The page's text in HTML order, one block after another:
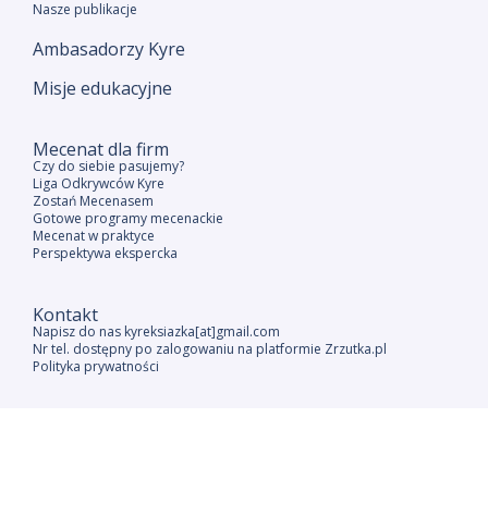
Nasze publikacje
Ambasadorzy Kyre
Misje edukacyjne
Mecenat dla firm
Czy do siebie pasujemy?
Liga Odkrywców Kyre
Zostań Mecenasem
Gotowe programy mecenackie
Mecenat w praktyce
Perspektywa ekspercka
Kontakt
Napisz do nas kyreksiazka[at]gmail.com
Nr tel. dostępny po zalogowaniu na platformie Zrzutka.pl
Polityka prywatności